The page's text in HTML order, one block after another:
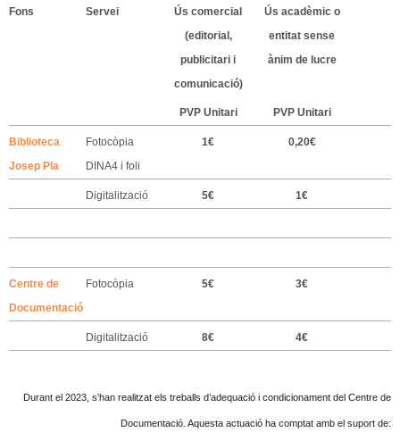
Fons Servei
Ús comercial
(editorial,
publicitari i
comunicació)
Ús acadèmic o
entitat sense
ànim de lucre
PVP Unitari PVP Unitari
Biblioteca
Josep Pla
Fotocòpia
DINA4 i foli
1€ 0,20€
Digitalització 5€ 1€
Centre de
Documentació
Fotocòpia 5€ 3€
Digitalització 8€ 4€
Durant el 2023, s’han realitzat els treballs d’adequació i condicionament del Centre de
Documentació. Aquesta actuació ha comptat amb el suport de: